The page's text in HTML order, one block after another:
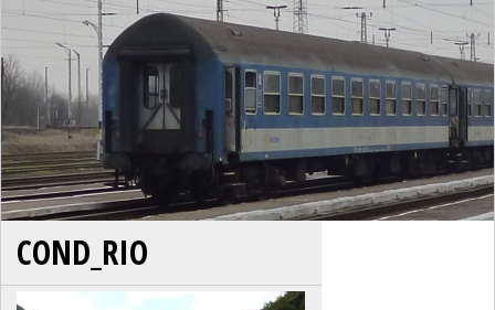
COND_RIO